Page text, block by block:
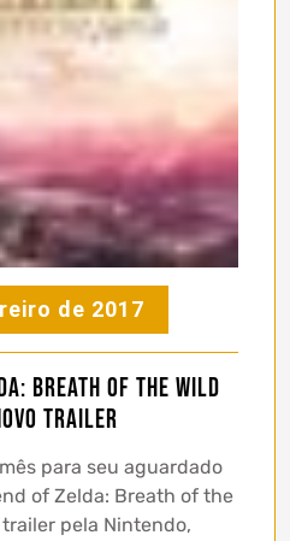
de 2017
Breath of the Wild
trailer
para seu aguardado
of Zelda: Breath of the
pela Nintendo,